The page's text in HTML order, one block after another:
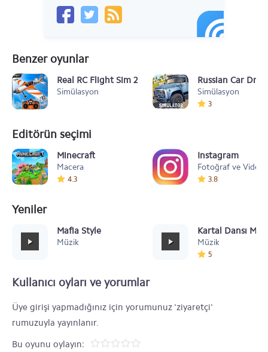
Benzer oyunlar
Real RC Flight Sim 2016
Simülasyon
Russian Car
Simülasyon
3
Editörün seçimi
Minecraft
Macera
4.3
Instagram
Fotoğraf ve Video
3.8
Yeniler
Mafia Style
Müzik
Kartal Dansı
Müzik
5
Kullanıcı oyları ve yorumlar
Üye girişi yapmadığınız için yorumunuz 'ziyaretçi'
rumuzuyla yayınlanır.
Bu oyunu oylayın: